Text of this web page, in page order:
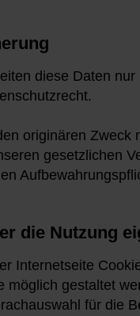
diese Daten
originären
gesetzlichen
die Nutzung
Internetseite
möglich gestaltet
für die